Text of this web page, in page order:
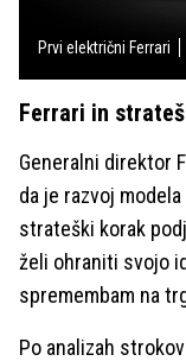
Prvi električni Ferrari
Ferrari in
Generalni direktor
da je razvoj
strateški korak
želi ohraniti svojo
spremembam na
Po analizah